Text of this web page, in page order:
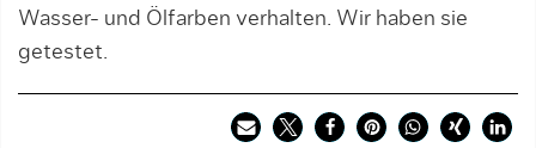
Wasser- und Ölfarben verhalten. Wir haben sie
getestet.